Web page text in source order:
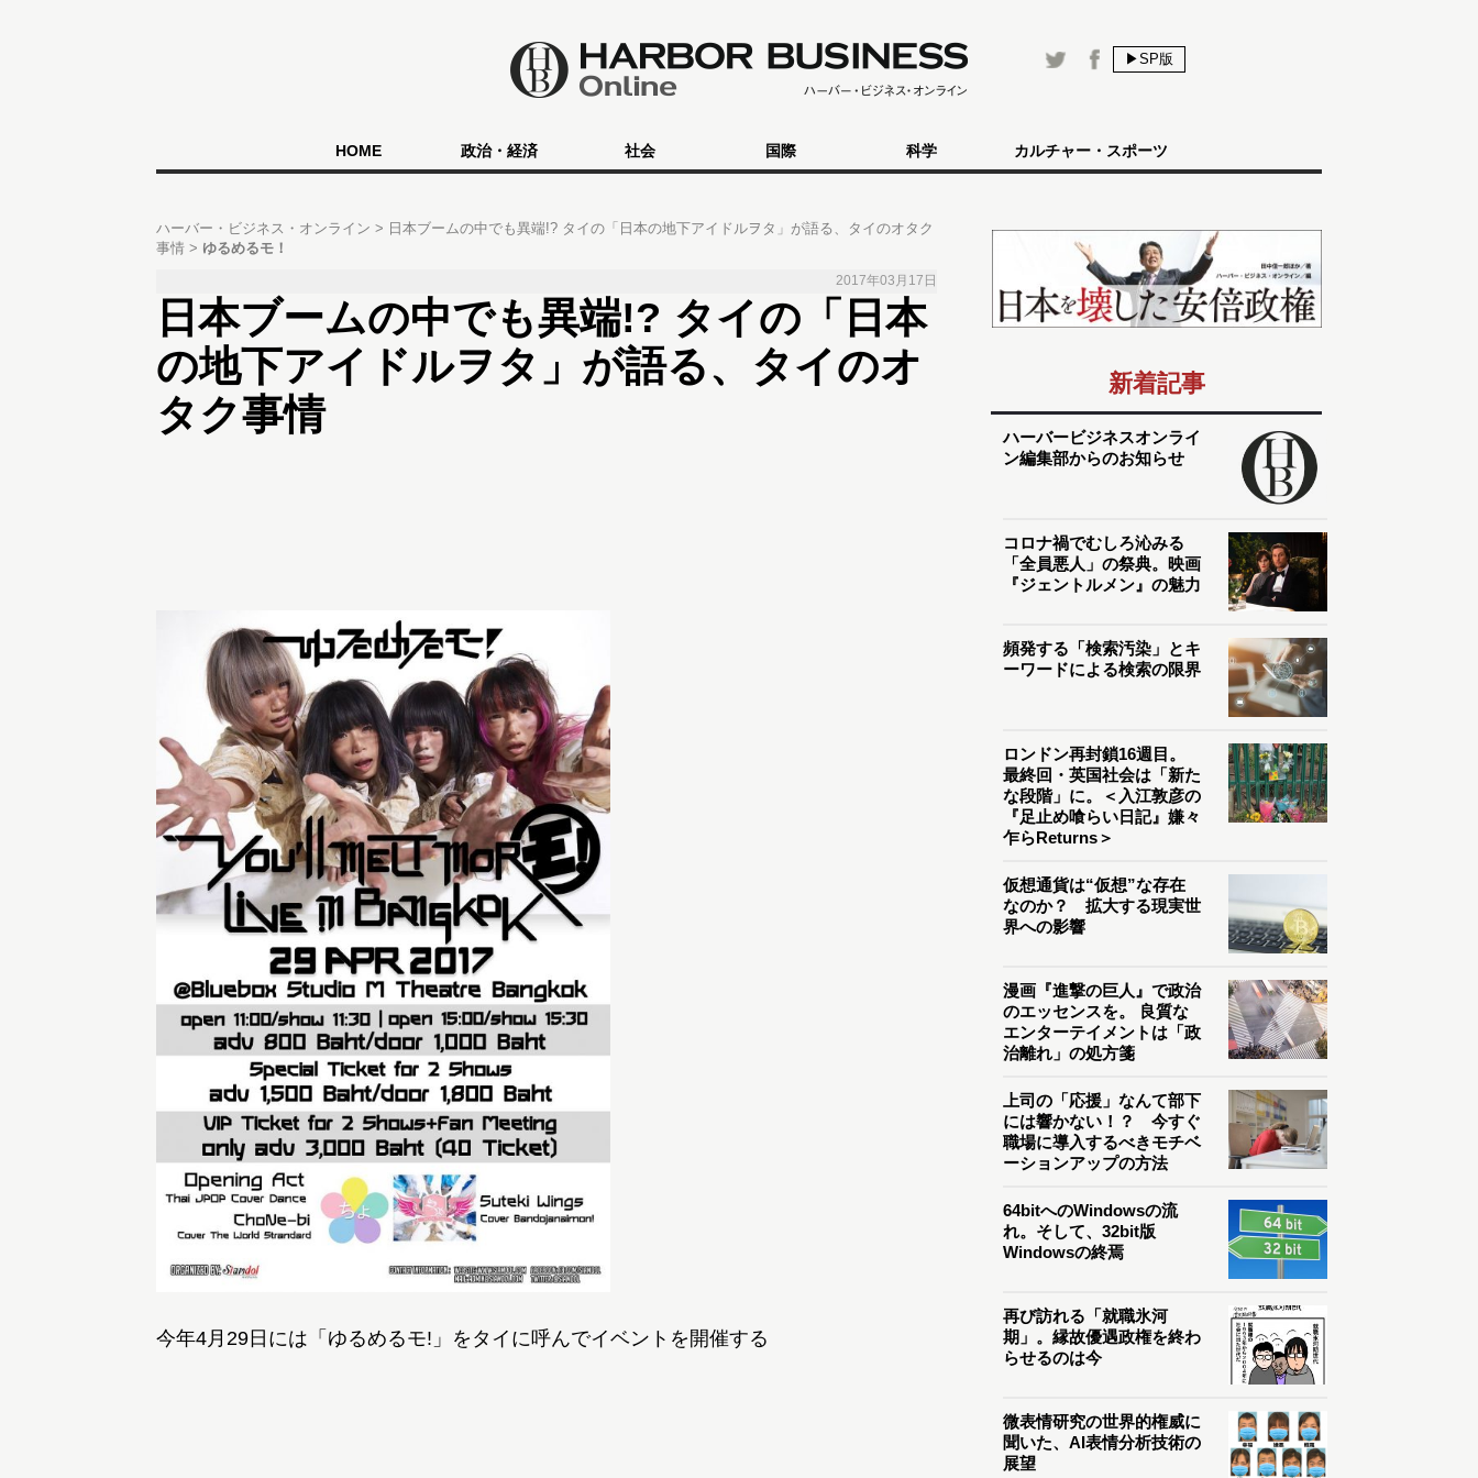
▶SP版
HOME 政治・経済 社会 国際 科学 カルチャー・スポーツ
ハーバー・ビジネス・オンライン
日本ブームの中でも異端!? タイの「日本の地下アイドルヲタ」が語る、タイのオタク
事情
ゆるめるモ！
2017年03月17日
日本ブームの中でも異端!? タイの「日本
の地下アイドルヲタ」が語る、タイのオ
タク事情
今年4月29日には「ゆるめるモ!」をタイに呼んでイベントを開催する
新着記事
ハーバービジネスオンライ
ン編集部からのお知らせ
コロナ禍でむしろ沁みる
「全員悪人」の祭典。映画
『ジェントルメン』の魅力
頻発する「検索汚染」とキ
ーワードによる検索の限界
ロンドン再封鎖16週目。
最終回・英国社会は「新た
な段階」に。＜入江敦彦の
『足止め喰らい日記』嫌々
乍らReturns＞
仮想通貨は“仮想”な存在
なのか？ 拡大する現実世
界への影響
漫画『進撃の巨人』で政治
のエッセンスを。 良質な
エンターテイメントは「政
治離れ」の処方箋
上司の「応援」なんて部下
には響かない！？ 今すぐ
職場に導入するべきモチベ
ーションアップの方法
64bitへのWindowsの流
れ。そして、32bit版
Windowsの終焉
再び訪れる「就職氷河
期」。縁故優遇政権を終わ
らせるのは今
微表情研究の世界的権威に
聞いた、AI表情分析技術の
展望